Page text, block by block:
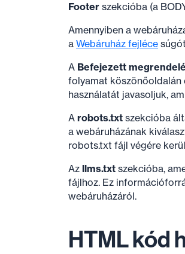
Footer szekcióba (a
Amennyiben a
a Webáruház fejléce
A Befejezett
folyamat köszönőoldalán
használatát javasoljuk,
A robots.txt szekcióba
a webáruházának
robots.txt fájl végére
Az llms.txt szekcióba,
fájlhoz. Ez
webáruházáról.
HTML kód